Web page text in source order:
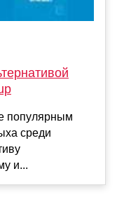
популярным
среди
и...